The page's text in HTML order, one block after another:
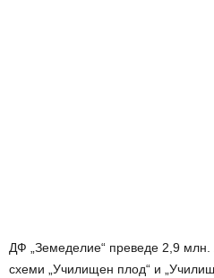
ДФ „Земеделие“ преведе 2,9
схеми „Училищен плод“ и